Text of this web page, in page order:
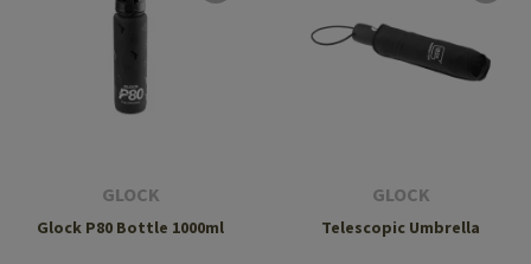
GLOCK
Glock P80 Bottle 1000ml
GLOCK
Telescopic Umbrella